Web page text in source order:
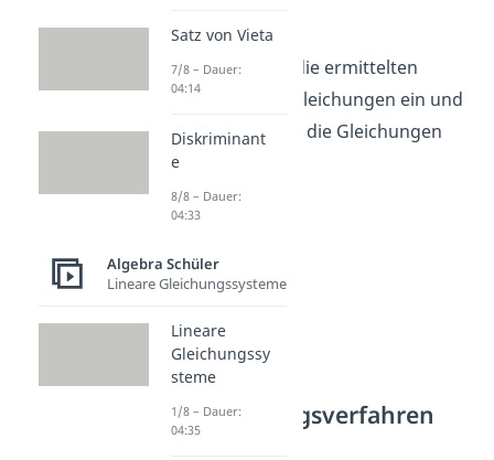
Probe:
Setze die ermittelten
Werte in die Gleichungen ein und
überprüfe, ob die Gleichungen
Einsetzungsverfahren
Beispiel
Satz von Vieta
7/8 – Dauer:
04:14
Diskriminant
e
8/8 – Dauer:
04:33
Algebra Schüler
Lineare Gleichungssysteme
Lineare
Gleichungssy
steme
1/8 – Dauer:
04:35